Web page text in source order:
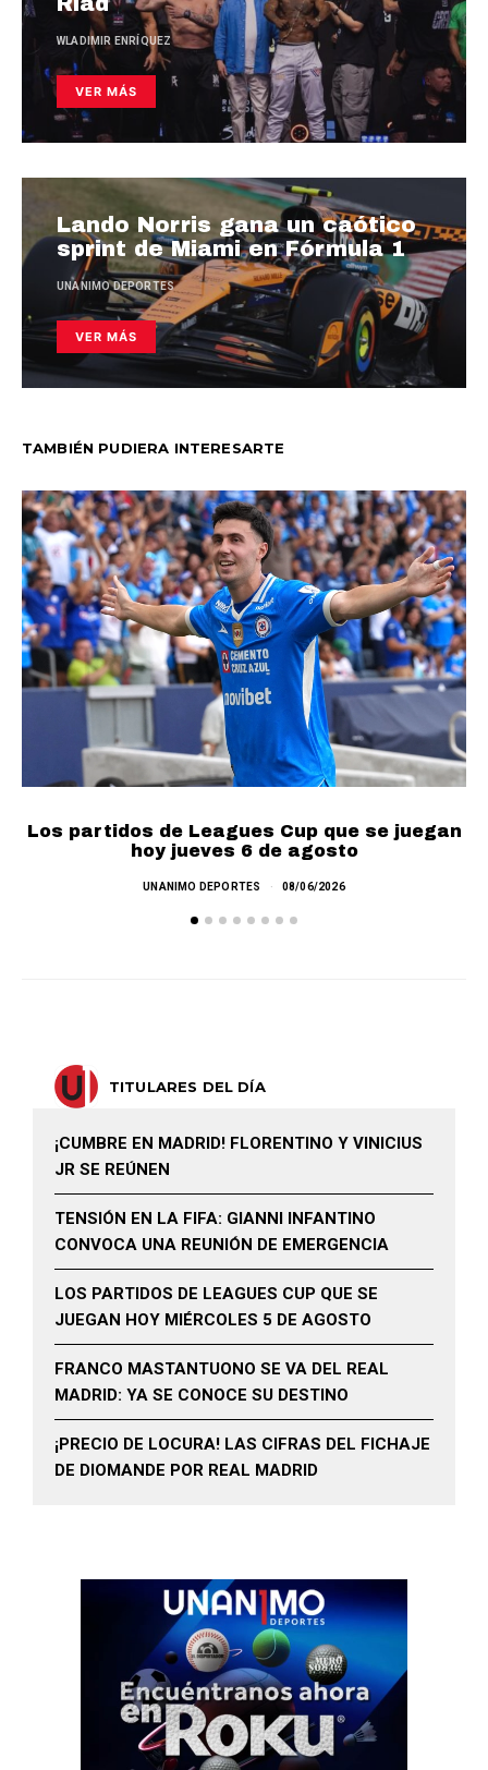
WLADIMIR ENRÍQUEZ
VER MÁS
Lando Norris gana un caótico
sprint de Miami en Fórmula 1
UNANIMO DEPORTES
VER MÁS
TAMBIÉN PUDIERA INTERESARTE
Los partidos de Leagues Cup que se juegan
hoy jueves 6 de agosto
UNANIMO DEPORTES 08/06/2026
TITULARES DEL DÍA
¡CUMBRE EN MADRID! FLORENTINO Y VINICIUS
JR SE REÚNEN
TENSIÓN EN LA FIFA: GIANNI INFANTINO
CONVOCA UNA REUNIÓN DE EMERGENCIA
LOS PARTIDOS DE LEAGUES CUP QUE SE
JUEGAN HOY MIÉRCOLES 5 DE AGOSTO
FRANCO MASTANTUONO SE VA DEL REAL
MADRID: YA SE CONOCE SU DESTINO
¡PRECIO DE LOCURA! LAS CIFRAS DEL FICHAJE
DE DIOMANDE POR REAL MADRID